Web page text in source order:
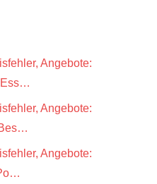
Angebote:
Ess…
Angebote:
Angebote: